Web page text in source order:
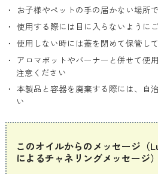
お子様やペットの手の届かない場所
使用する際には目に入らないように
使用しない時には蓋を閉めて保管し
アロマポットやバーナーと併せて使
注意ください
本製品と容器を廃棄する際には、自
い
このオイルからのメッセージ（
によるチャネリングメッセージ）